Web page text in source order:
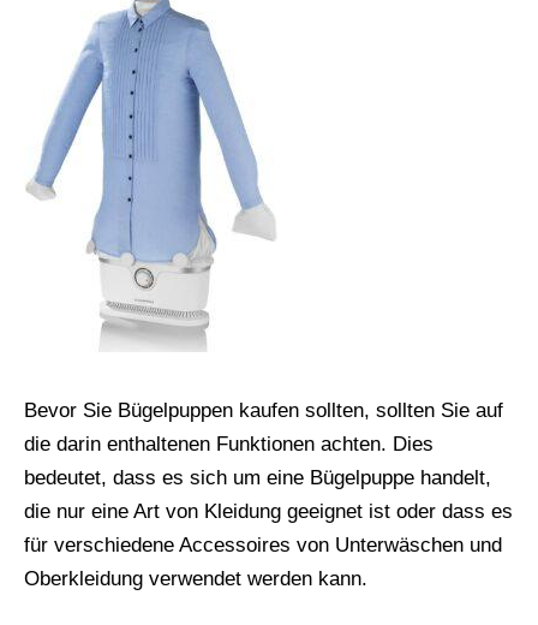
Bevor Sie Bügelpuppen kaufen sollten, sollten Sie auf
die darin enthaltenen Funktionen achten. Dies
bedeutet, dass es sich um eine Bügelpuppe handelt,
die nur eine Art von Kleidung geeignet ist oder dass es
für verschiedene Accessoires von Unterwäschen und
Oberkleidung verwendet werden kann.